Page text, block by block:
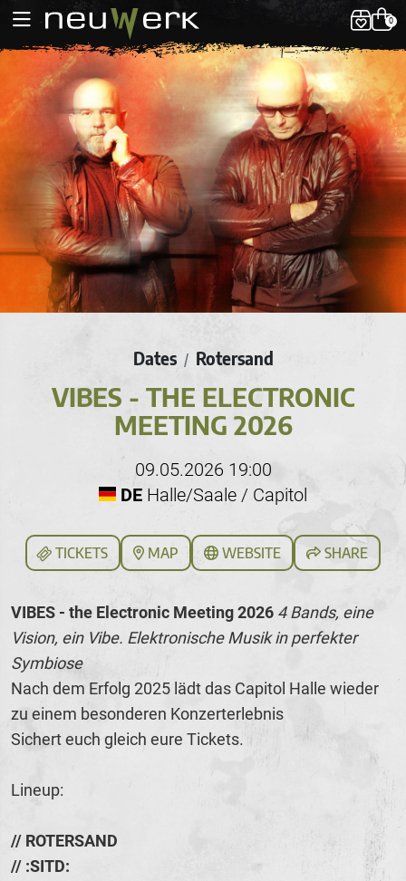
0
Dates / Rotersand
VIBES - THE ELECTRONIC
MEETING 2026
09.05.2026 19:00
DE Halle/Saale / Capitol
TICKETS MAP WEBSITE SHARE
VIBES - the Electronic Meeting 2026 4 Bands, eine
Vision, ein Vibe. Elektronische Musik in perfekter
Symbiose
Nach dem Erfolg 2025 lädt das Capitol Halle wieder
zu einem besonderen Konzerterlebnis
Sichert euch gleich eure Tickets.
Lineup:
// ROTERSAND
// :SITD: